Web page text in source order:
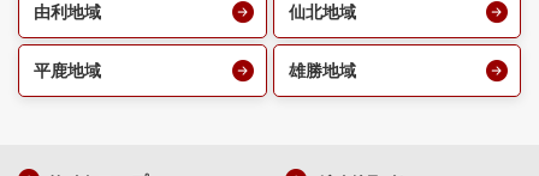
由利地域 仙北地域
平鹿地域 雄勝地域